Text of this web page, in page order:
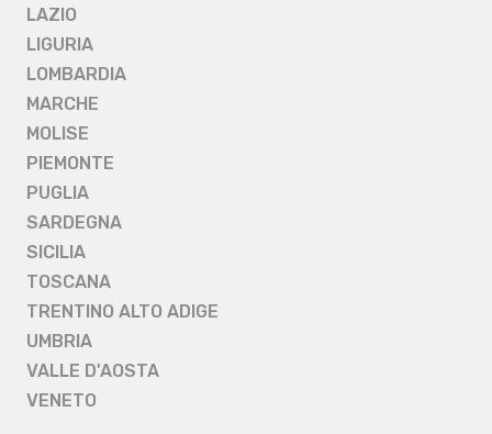
LAZIO
LIGURIA
LOMBARDIA
MARCHE
MOLISE
PIEMONTE
PUGLIA
SARDEGNA
SICILIA
TOSCANA
TRENTINO ALTO ADIGE
UMBRIA
VALLE D'AOSTA
VENETO